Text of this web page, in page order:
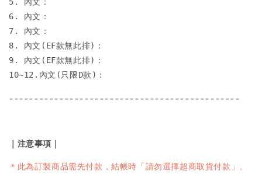
5. 內文：
6. 內文：
7. 內文：
8. 內文(EF款無此排)：
9. 內文(EF款無此排)：
10~12.內文(只限D款)：
----------------------------------------------
｜注意事項｜
＊此為訂製商品需先付款，結帳時「請勿選擇超商取貨付款」。